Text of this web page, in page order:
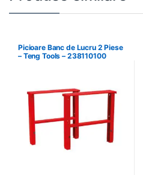
Picioare Banc de Lucru 2 Piese
– Teng Tools – 238110100